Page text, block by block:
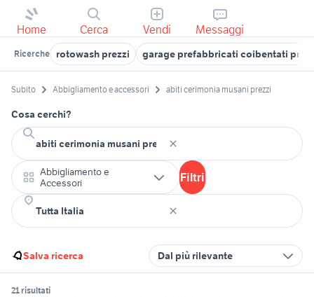
Home Cerca Vendi Messaggi
Ricerche rotowash prezzi garage prefabbricati coibentati
Subito Abbigliamento e accessori abiti cerimonia musani prezzi
Cosa cerchi?
Abbigliamento e
Accessori
Filtri
Salva ricerca Dal più rilevante
21 risultati